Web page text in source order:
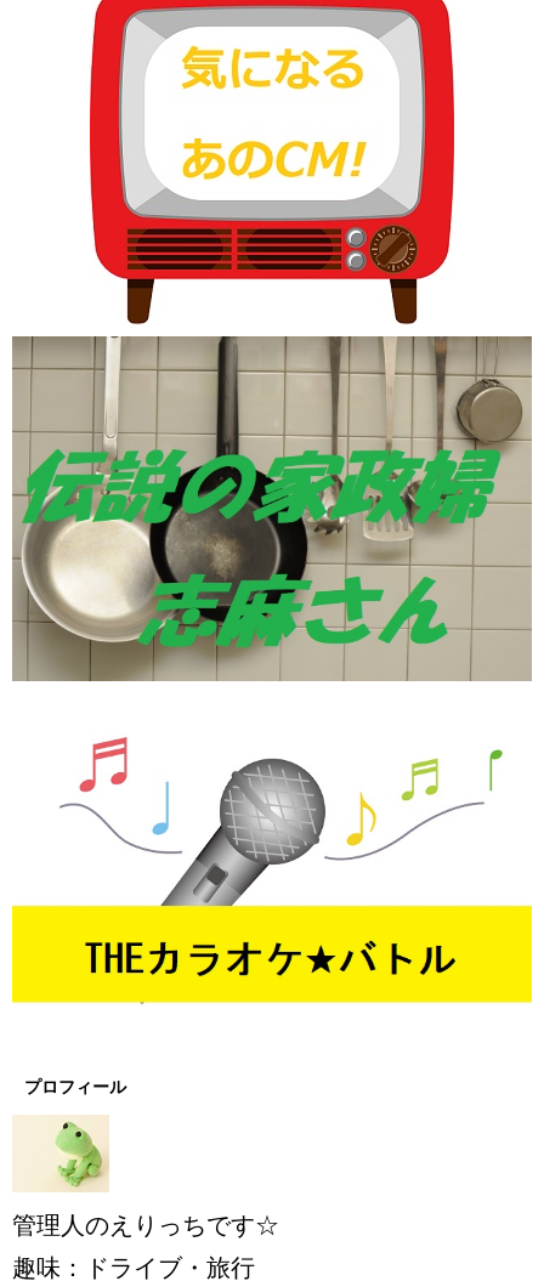
プロフィール
管理人のえりっちです☆
趣味：ドライブ・旅行